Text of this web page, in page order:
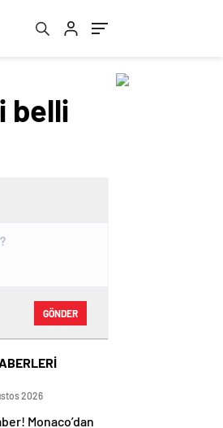
belli
GÖNDER
2026
Monaco’dan